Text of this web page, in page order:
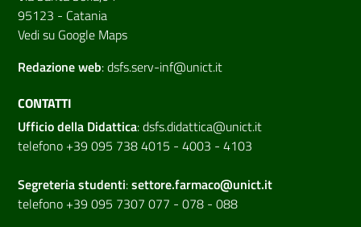
95123 - Catania
Vedi su Google Maps
Redazione web:dsfs.serv-inf@unict.it
CONTATTI
Ufficio della Didattica:dsfs.didattica@unict.it
telefono +39 095 738 4015 - 4003 - 4103
Segreteria studenti:settore.farmaco@unict.it
telefono +39 095 7307 077 - 078 - 088